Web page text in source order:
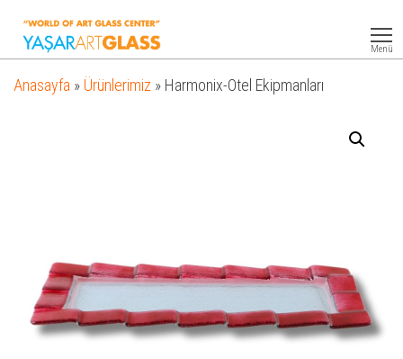
Glass
Menü
Anasayfa » Ürünlerimiz » Harmonix-Otel Ekipmanları